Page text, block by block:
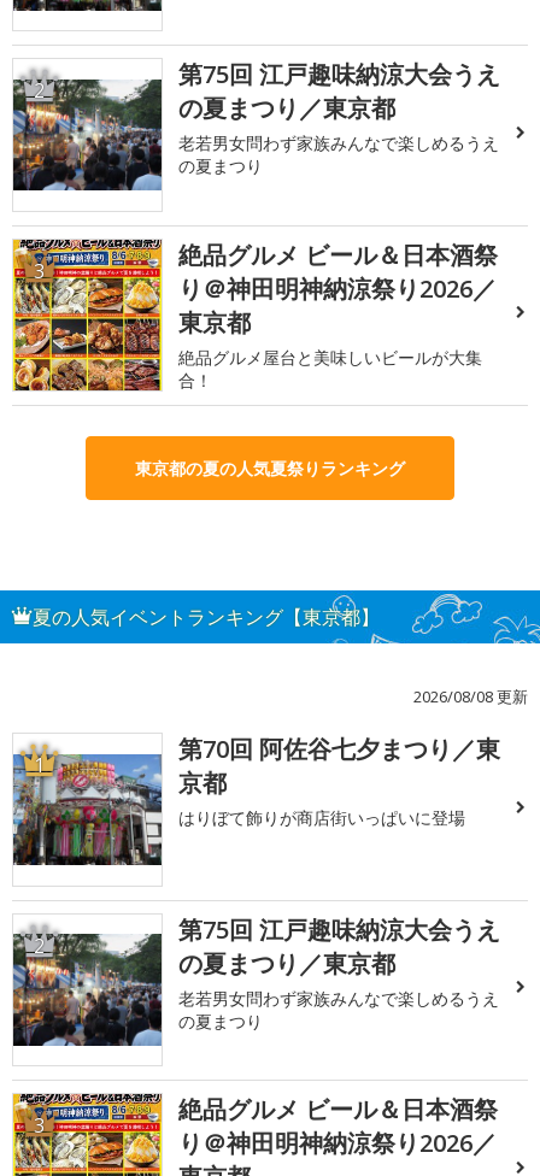
2
第75回 江戸趣味納涼大会うえ
の夏まつり／東京都
老若男女問わず家族みんなで楽しめるうえ
の夏まつり
3
絶品グルメ ビール＆日本酒祭
り＠神田明神納涼祭り2026／
東京都
絶品グルメ屋台と美味しいビールが大集
合！
東京都の夏の人気夏祭りランキング
夏の人気イベントランキング【東京都】
2026/08/08 更新
1
第70回 阿佐谷七夕まつり／東
京都
はりぼて飾りが商店街いっぱいに登場
2
第75回 江戸趣味納涼大会うえ
の夏まつり／東京都
老若男女問わず家族みんなで楽しめるうえ
の夏まつり
3
絶品グルメ ビール＆日本酒祭
り＠神田明神納涼祭り2026／